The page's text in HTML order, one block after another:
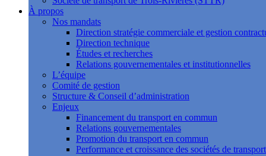
À propos
Nos mandats
Direction stratégie commerciale et gestion
Direction technique
Études et recherches
Relations gouvernementales et institutionnelles
L’équipe
Comité de gestion
Structure & Conseil d’administration
Enjeux
Financement du transport en commun
Relations gouvernementales
Promotion du transport en commun
Performance et croissance des sociétés de transport